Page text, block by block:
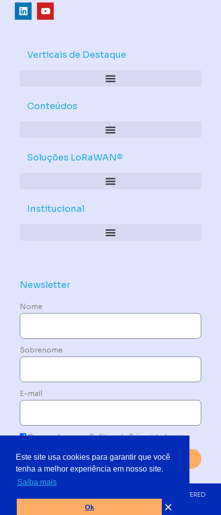
Este site usa cookies para garantir que você
tenha a melhor experiência em nosso site.
Saiba mais
Ok
L
i
d
Y
o
b
Verticais de Destaque
Conteúdos
Soluções LoRaWAN®
Institucional
Newsletter
Nome
Sobrenome
E-mail
Concordo com a Política de Privacidade
Enviar
© 2019 - 2025 TODOS OS DIREITOS RESERVADOS | POWERED